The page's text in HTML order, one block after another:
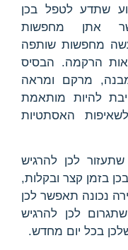
שתדע לטפל בכן
אתן מחפשות
מחפשות שותפה
הרקמה. הבסיס
מרקם ומראה
להיות מותאמת
האסתטיות
לכן להרגיש
בזמן קצר ובקלות,
נכונה תאפשר לכן
לכן להרגיש
בכל יום מחדש.